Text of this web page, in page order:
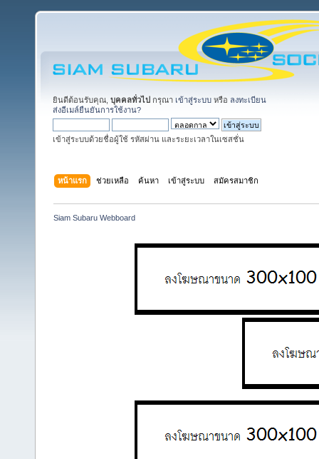
ยินดีต้อนรับคุณ, บุคคลทั่วไป กรุณา เข้าสู่ระบบ หรือ ลงทะเบียน
ส่งอีเมล์ยืนยันการใช้งาน?
เข้าสู่ระบบด้วยชื่อผู้ใช้ รหัสผ่าน และระยะเวลาในเซสชั่น
หน้าแรก ช่วยเหลือ ค้นหา เข้าสู่ระบบ สมัครสมาชิก
Siam Subaru Webboard